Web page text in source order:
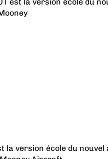
la version école du nouvel